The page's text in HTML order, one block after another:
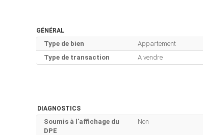
GÉNÉRAL
Type de bien
Appartement
Type de transaction
A vendre
DIAGNOSTICS
Soumis à l'affichage du
DPE
Non